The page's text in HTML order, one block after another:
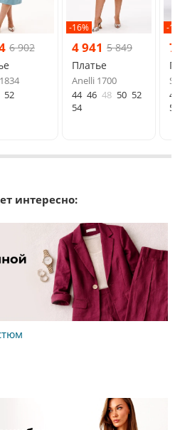
6 902
52
-16%
4 941 5 849
Платье
Anelli 1700
44 46 48 50 52
54
-
интересно: